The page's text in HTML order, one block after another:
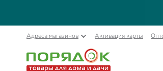
Адреса магазинов Активация карты